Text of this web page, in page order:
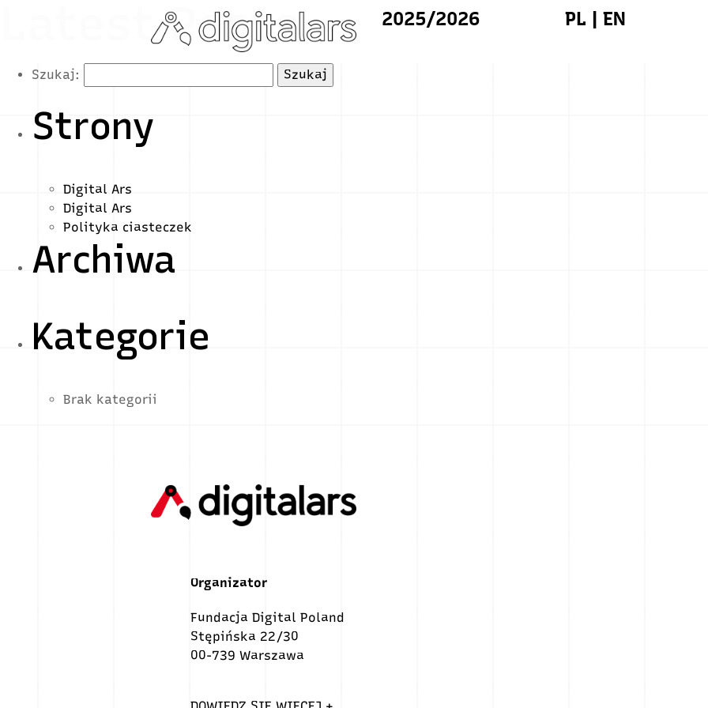
2025/2026 PL | EN
Latest Posts
Szukaj:
Strony
Digital Ars
Digital Ars
Polityka ciasteczek
Archiwa
Kategorie
Brak kategorii
Organizator
Fundacja Digital Poland
Stępińska 22/30
00-739 Warszawa